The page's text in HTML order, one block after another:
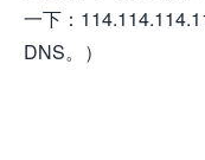
一下：
DNS。）